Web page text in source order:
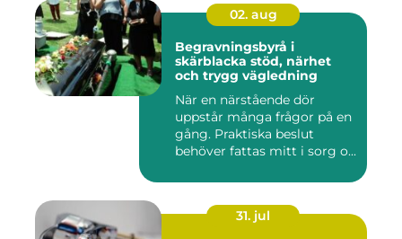
02. aug
Begravningsbyrå i
skärblacka stöd, närhet
och trygg vägledning
När en närstående dör
uppstår många frågor på en
gång. Praktiska beslut
behöver fattas mitt i sorg o...
31. jul